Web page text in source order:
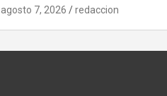
agosto 7, 2026 redaccion